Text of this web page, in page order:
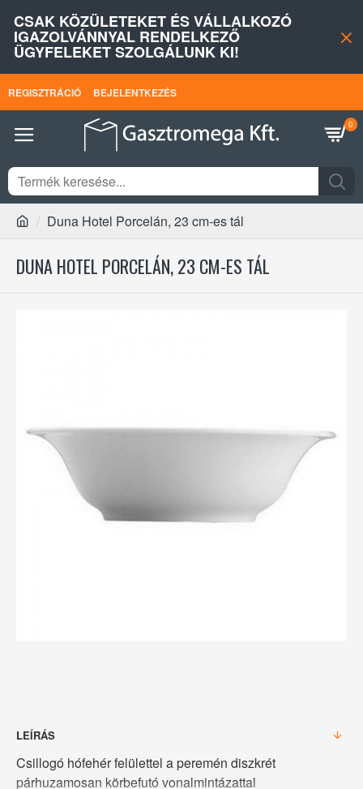
CSAK KÖZÜLETEKET ÉS VÁLLALKOZÓ
IGAZOLVÁNNYAL RENDELKEZŐ
ÜGYFELEKET SZOLGÁLUNK KI!
REGISZTRÁCIÓ BEJELENTKEZÉS
0
Duna Hotel Porcelán, 23 cm-es tál
DUNA HOTEL PORCELÁN, 23 CM-ES TÁL
LEÍRÁS
Csillogó hófehér felülettel a peremén diszkrét
párhuzamosan körbefutó vonalmintázattal